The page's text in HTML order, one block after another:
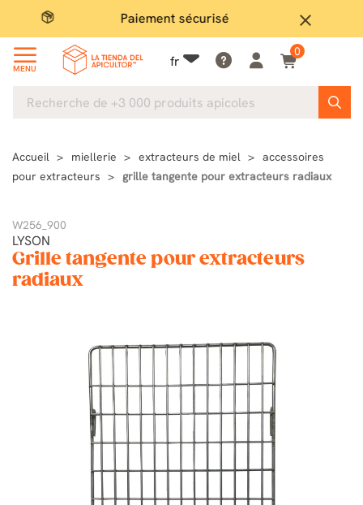
close
Paiement sécurisé
MENU fr
0
Accueil miellerie extracteurs de miel
accessoires
pour extracteurs
grille tangente pour extracteurs radiaux
W256_900
LYSON
Grille tangente pour extracteurs
radiaux